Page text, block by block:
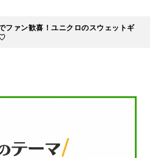
ファン歓喜！ユニクロのスウェットギ